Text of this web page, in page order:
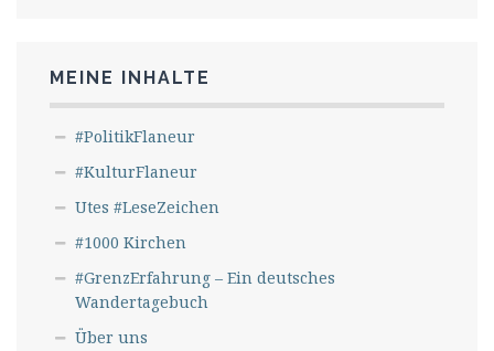
MEINE INHALTE
#PolitikFlaneur
#KulturFlaneur
Utes #LeseZeichen
#1000 Kirchen
#GrenzErfahrung – Ein deutsches
Wandertagebuch
Über uns